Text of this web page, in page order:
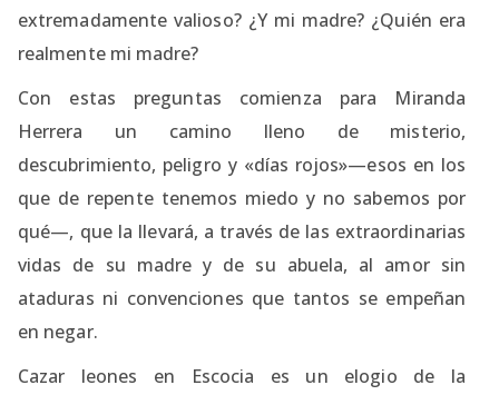
extremadamente valioso? ¿Y mi madre? ¿Quién era
realmente mi madre?
Con estas preguntas comienza para Miranda
Herrera un camino lleno de misterio,
descubrimiento, peligro y «días rojos»—esos en los
que de repente tenemos miedo y no sabemos por
qué—, que la llevará, a través de las extraordinarias
vidas de su madre y de su abuela, al amor sin
ataduras ni convenciones que tantos se empeñan
en negar.
Cazar leones en Escocia es un elogio de la